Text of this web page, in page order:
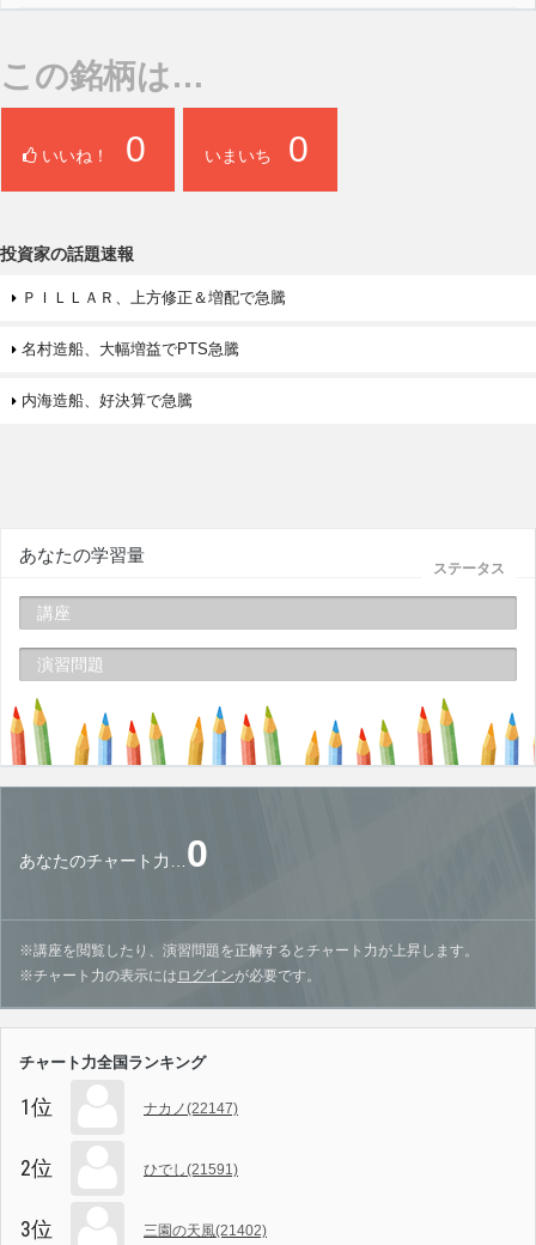
この銘柄は…
いいね！ 0 いまいち 0
投資家の話題速報
ＰＩＬＬＡＲ、上方修正＆増配で急騰
名村造船、大幅増益でPTS急騰
内海造船、好決算で急騰
ステータス
あなたの学習量
講座
演習問題
あなたのチャート力…0
※講座を閲覧したり、演習問題を正解するとチャート力が上昇します。
※チャート力の表示には ログインが必要です。
チャート力全国ランキング
1位 ナカノ(22147)
2位 ひでし(21591)
3位 三園の天風(21402)